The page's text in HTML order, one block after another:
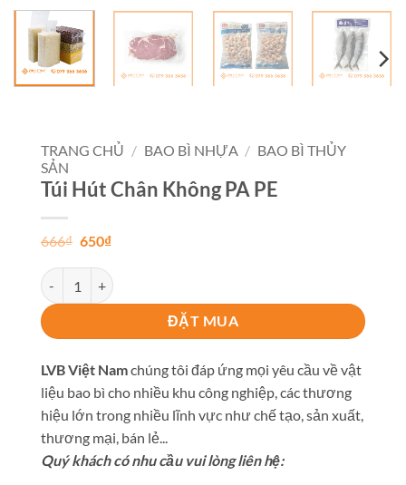
TRANG CHỦ / BAO BÌ NHỰA / BAO BÌ THỦY
SẢN
Túi Hút Chân Không PA PE
666₫ Giá
là:
666₫.
650₫Giá
là:
650₫.
Túi Hút Chân Không PA PE số lượng
ĐẶT MUA
LVB Việt Namchúng tôi đáp ứng mọi yêu cầu về vật
liệu bao bì cho nhiều khu công nghiệp, các thương
hiệu lớn trong nhiều lĩnh vực như chế tạo, sản xuất,
thương mại, bán lẻ...
Quý khách có nhu cầu vui lòng liên hệ: